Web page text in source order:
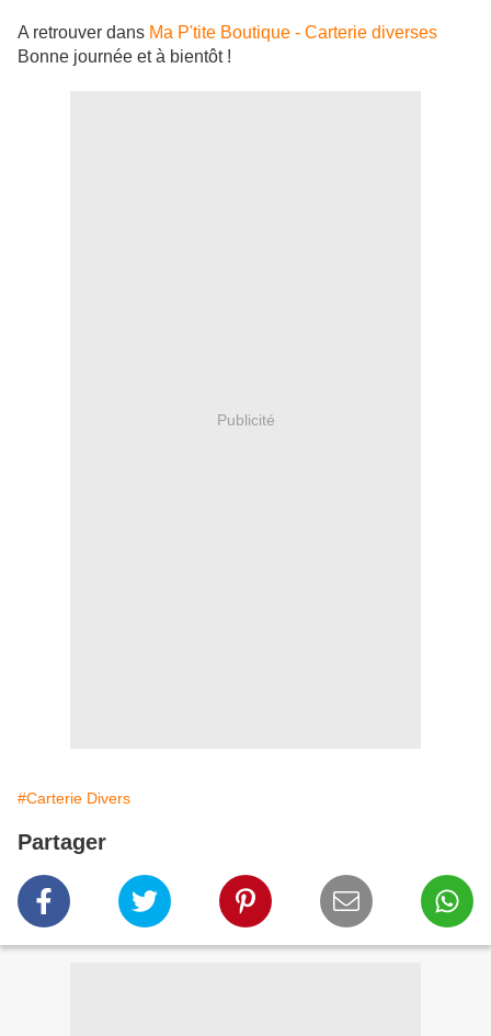
A retrouver dans Ma P'tite Boutique - Carterie diverses
Bonne journée et à bientôt !
Publicité
#Carterie Divers
Partager